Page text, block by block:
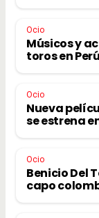
Ocio
Músicos y
toros en Perú
Ocio
Nueva
se estrena
Ocio
Benicio Del
capo